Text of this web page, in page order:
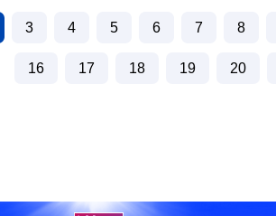
3 4 5 6 7 8
16 17 18 19 20